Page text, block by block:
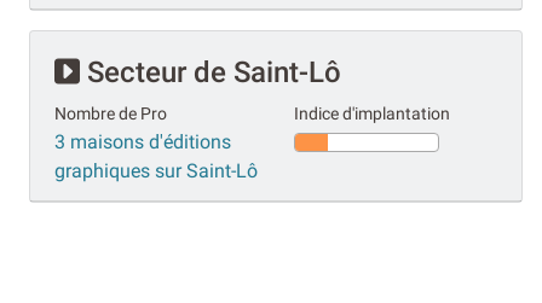
Secteur de Saint-Lô
Nombre de Pro
3 maisons d'éditions
graphiques sur Saint-Lô
Indice d'implantation